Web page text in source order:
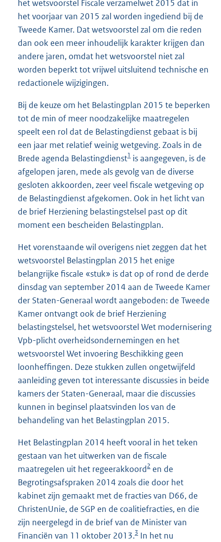
het wetsvoorstel Fiscale verzamelwet 2015 dat in
het voorjaar van 2015 zal worden ingediend bij de
Tweede Kamer. Dat wetsvoorstel zal om die reden
dan ook een meer inhoudelijk karakter krijgen dan
andere jaren, omdat het wetsvoorstel niet zal
worden beperkt tot vrijwel uitsluitend technische en
redactionele wijzigingen.
Bij de keuze om het Belastingplan 2015 te beperken
tot de min of meer noodzakelijke maatregelen
speelt een rol dat de Belastingdienst gebaat is bij
een jaar met relatief weinig wetgeving. Zoals in de
Brede agenda Belastingdienst1 is aangegeven, is de
afgelopen jaren, mede als gevolg van de diverse
gesloten akkoorden, zeer veel fiscale wetgeving op
de Belastingdienst afgekomen. Ook in het licht van
de brief Herziening belastingstelsel past op dit
moment een bescheiden Belastingplan.
Het vorenstaande wil overigens niet zeggen dat het
wetsvoorstel Belastingplan 2015 het enige
belangrijke fiscale «stuk» is dat op of rond de derde
dinsdag van september 2014 aan de Tweede Kamer
der Staten-Generaal wordt aangeboden: de Tweede
Kamer ontvangt ook de brief Herziening
belastingstelsel, het wetsvoorstel Wet modernisering
Vpb-plicht overheidsondernemingen en het
wetsvoorstel Wet invoering Beschikking geen
loonheffingen. Deze stukken zullen ongetwijfeld
aanleiding geven tot interessante discussies in beide
kamers der Staten-Generaal, maar die discussies
kunnen in beginsel plaatsvinden los van de
behandeling van het Belastingplan 2015.
Het Belastingplan 2014 heeft vooral in het teken
gestaan van het uitwerken van de fiscale
maatregelen uit het regeerakkoord2 en de
Begrotingsafspraken 2014 zoals die door het
kabinet zijn gemaakt met de fracties van D66, de
ChristenUnie, de SGP en de coalitiefracties, en die
zijn neergelegd in de brief van de Minister van
Financiën van 11 oktober 2013.3 In het nu